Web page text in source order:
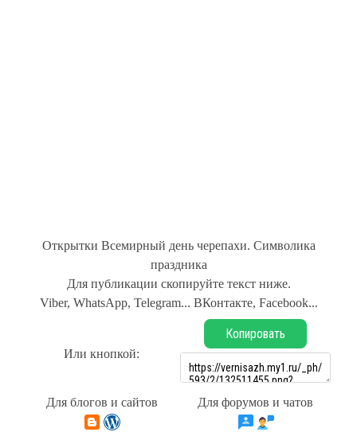
Открытки Всемирный день черепахи. Символика
праздника
Для публикации скопируйте текст ниже.
Viber, WhatsApp, Telegram... ВКонтакте, Facebook...
Или кнопкой:
Копировать
Для блогов и сайтов Для форумов и чатов